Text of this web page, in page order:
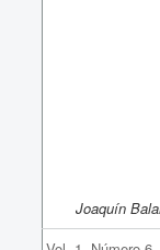
Joaquín